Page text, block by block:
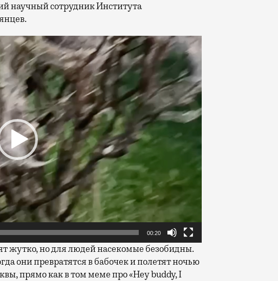
научный сотрудник Института
00:20
жутко, но для людей насекомые безобидны.
они превратятся в бабочек и полетят ночью
прямо как в том меме про «Hey buddy, I